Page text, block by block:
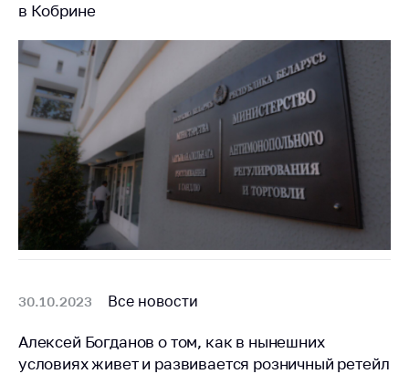
в Кобрине
30.10.2023 Все новости
Алексей Богданов о том, как в нынешних
условиях живет и развивается розничный ретейл